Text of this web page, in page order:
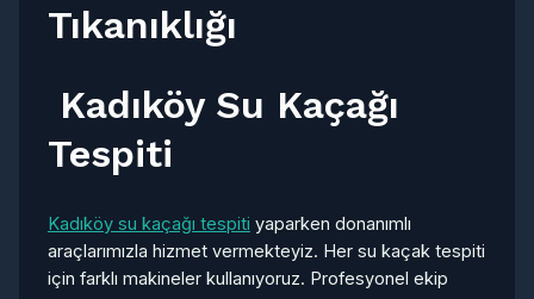
Tıkanıklığı
Kadıköy Su Kaçağı
Tespiti
Kadıköy su kaçağı tespiti yaparken donanımlı
araçlarımızla hizmet vermekteyiz. Her su kaçak tespiti
için farklı makineler kullanıyoruz. Profesyonel ekip